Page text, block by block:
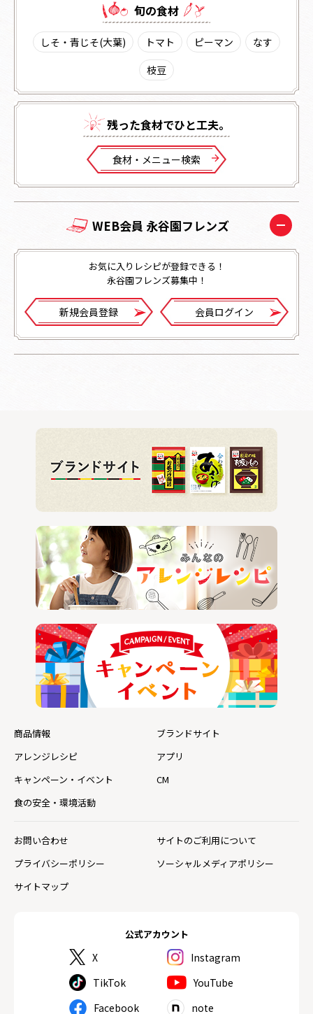
旬の⾷材
しそ・青じそ(大葉) トマト ピーマン
なす
枝豆
残った⾷材でひと⼯夫。
⾷材・メニュー検索
WEB会員 永谷園フレンズ
お気に入りレシピが登録できる！
永谷園フレンズ募集中！
新規会員登録 会員ログイン
公式アカウント
X
Instagram
TikTok
YouTube
Facebook
note
商品情報
ブランドサイト
アレンジレシピ
アプリ
キャンペーン・イベント
CM
食の安全・環境活動
お問い合わせ
サイトのご利用について
プライバシーポリシー
ソーシャルメディアポリシー
サイトマップ